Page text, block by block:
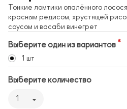
Тонкие ломтики опалённого
красным редисом, хрустящей
соусом и васаби винегрет
Выберите один из вариантов
1 шт
Выберите количество
1